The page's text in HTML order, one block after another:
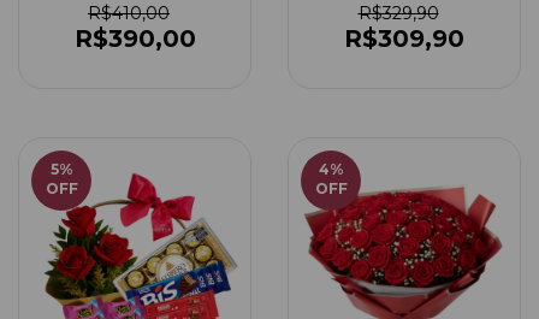
E Vinho)
R$410,00
R$390,00
Sempre
R$329,90
R$309,90
5%
OFF
4%
OFF